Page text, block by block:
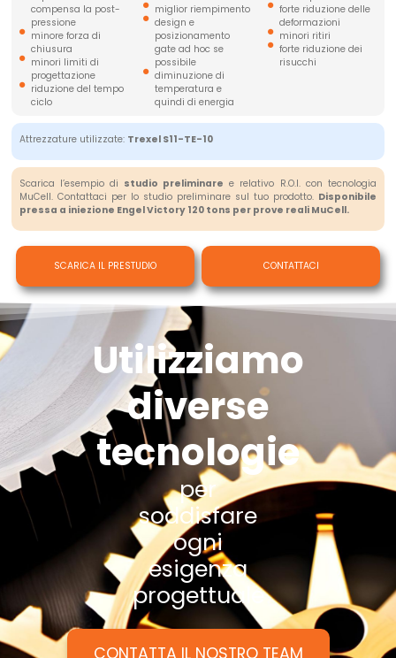
compensa la post-
pressione
minore forza di
chiusura
minori limiti di
progettazione
riduzione del tempo
ciclo
miglior riempimento
design e
posizionamento
gate ad hoc se
possibile
diminuzione di
temperatura e
quindi di energia
forte riduzione delle
deformazioni
minori ritiri
forte riduzione dei
risucchi
Attrezzature utilizzate: Trexel S11-TE-10
Scarica l’esempio di studio preliminare e relativo R.O.I. con tecnologia
MuCell. Contattaci per lo studio preliminare sul tuo prodotto. Disponibile
pressa a iniezione Engel Victory 120 tons per prove reali MuCell.
SCARICA IL PRESTUDIO CONTATTACI
Utilizziamo
diverse
tecnologie
per
soddisfare
ogni
esigenza
progettuale
CONTATTA IL NOSTRO TEAM